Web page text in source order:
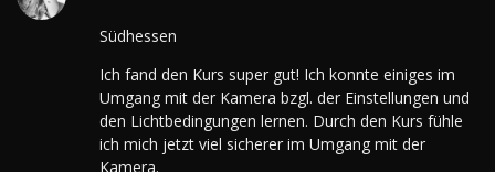
Südhessen
Ich fand den Kurs super gut! Ich konnte einiges im
Umgang mit der Kamera bzgl. der Einstellungen und
den Lichtbedingungen lernen. Durch den Kurs fühle
ich mich jetzt viel sicherer im Umgang mit der
Kamera.